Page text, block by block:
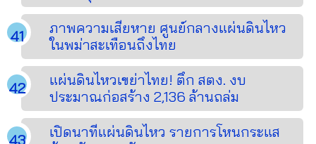
ภาพความเสียหาย ศูนย์กลางแผ่นดินไหว
ในพม่าสะเทือนถึงไทย
แผ่นดินไหวเขย่าไทย! ตึก สตง. งบ
ประมาณก่อสร้าง 2,136 ล้านถล่ม
เปิดนาทีแผ่นดินไหว รายการโหนกระแส